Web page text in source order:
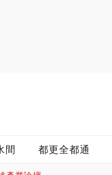
間 都更全都通